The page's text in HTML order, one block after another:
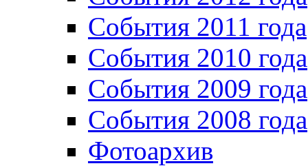
События 2011 года
События 2010 года
События 2009 года
События 2008 года
Фотоархив